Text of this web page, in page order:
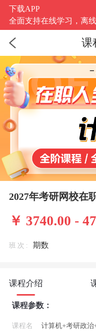
下载APP
全面支持在线学习，离
课
2027年考研网校在
￥ 3740.00 -
班次: 期数
课程介绍
课程参数：
课程名
计算机+考研政